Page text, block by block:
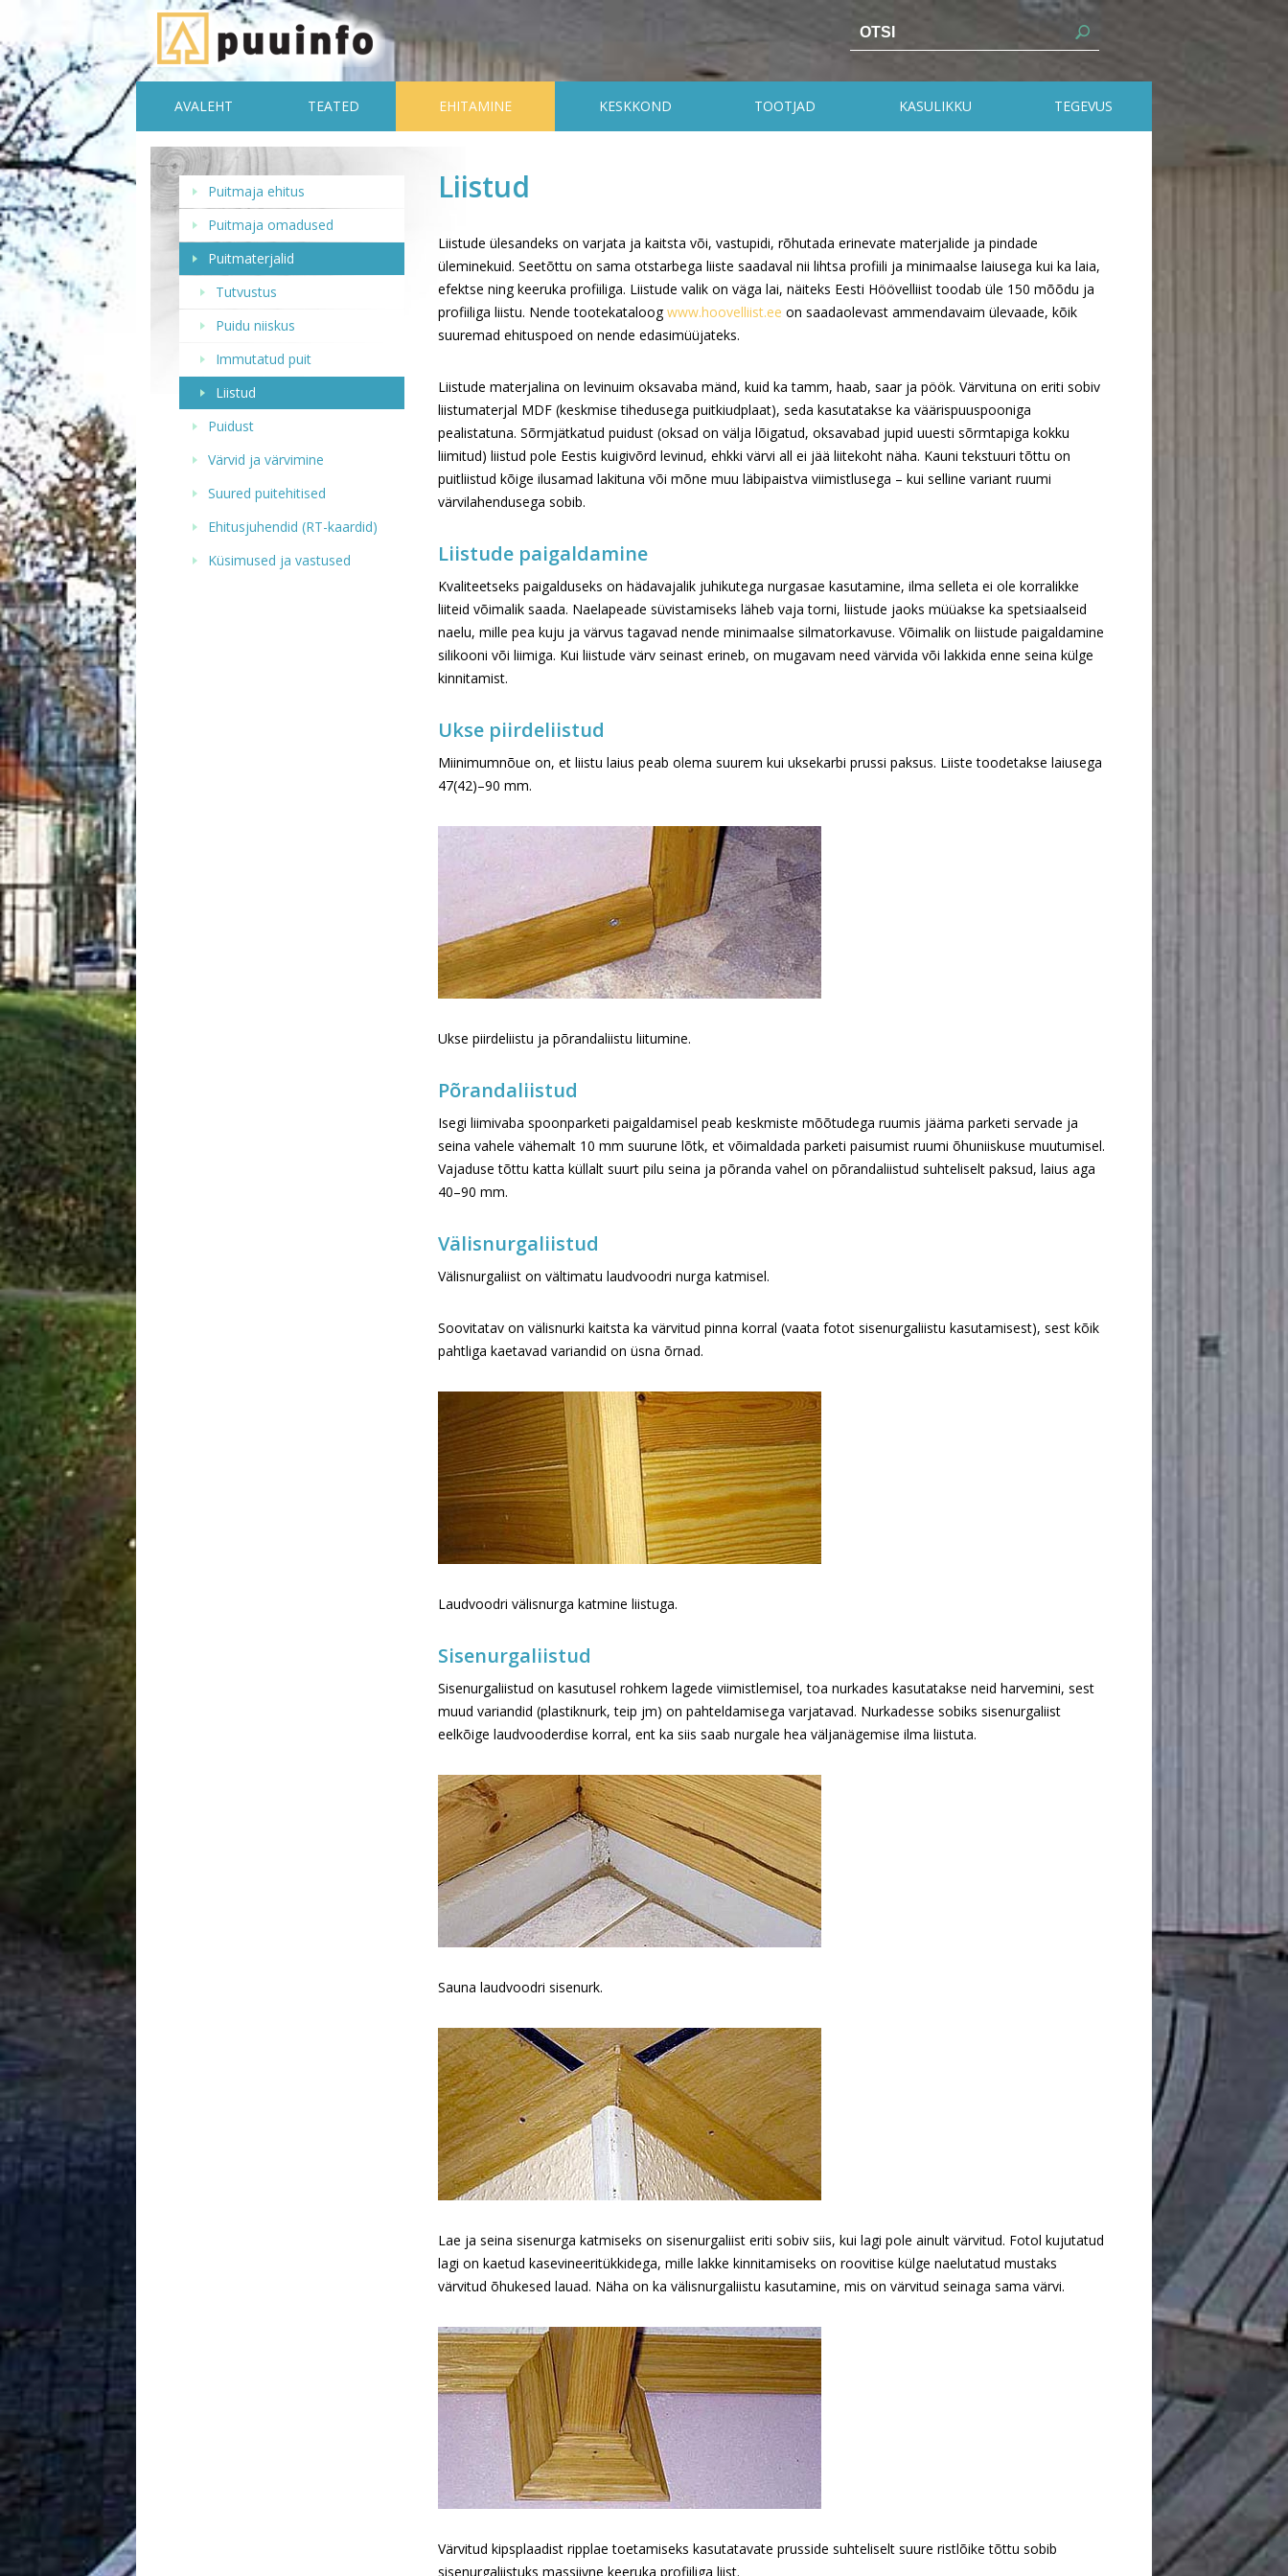
AVALEHT TEATED EHITAMINE KESKKOND TOOTJAD KASULIKKU TEGEVUS
Puitmaja ehitus
Puitmaja omadused
Puitmaterjalid
Tutvustus
Puidu niiskus
Immutatud puit
Liistud
Puidust
Värvid ja värvimine
Suured puitehitised
Ehitusjuhendid (RT-kaardid)
Küsimused ja vastused
Liistud
Liistude ülesandeks on varjata ja kaitsta või, vastupidi, rõhutada erinevate materjalide ja pindade
üleminekuid. Seetõttu on sama otstarbega liiste saadaval nii lihtsa profiili ja minimaalse laiusega kui ka laia,
efektse ning keeruka profiiliga. Liistude valik on väga lai, näiteks Eesti Höövelliist toodab üle 150 mõõdu ja
profiiliga liistu. Nende tootekataloogwww.hoovelliist.ee on saadaolevast ammendavaim ülevaade, kõik
suuremad ehituspoed on nende edasimüüjateks.
Liistude materjalina on levinuim oksavaba mänd, kuid ka tamm, haab, saar ja pöök. Värvituna on eriti sobiv
liistumaterjal MDF (keskmise tihedusega puitkiudplaat), seda kasutatakse ka väärispuuspooniga
pealistatuna. Sõrmjätkatud puidust (oksad on välja lõigatud, oksavabad jupid uuesti sõrmtapiga kokku
liimitud) liistud pole Eestis kuigivõrd levinud, ehkki värvi all ei jää liitekoht näha. Kauni tekstuuri tõttu on
puitliistud kõige ilusamad lakituna või mõne muu läbipaistva viimistlusega – kui selline variant ruumi
värvilahendusega sobib.
Liistude paigaldamine
Kvaliteetseks paigalduseks on hädavajalik juhikutega nurgasae kasutamine, ilma selleta ei ole korralikke
liiteid võimalik saada. Naelapeade süvistamiseks läheb vaja torni, liistude jaoks müüakse ka spetsiaalseid
naelu, mille pea kuju ja värvus tagavad nende minimaalse silmatorkavuse. Võimalik on liistude paigaldamine
silikooni või liimiga. Kui liistude värv seinast erineb, on mugavam need värvida või lakkida enne seina külge
kinnitamist.
Ukse piirdeliistud
Miinimumnõue on, et liistu laius peab olema suurem kui uksekarbi prussi paksus. Liiste toodetakse laiusega
47(42)–90 mm.
Ukse piirdeliistu ja põrandaliistu liitumine.
Põrandaliistud
Isegi liimivaba spoonparketi paigaldamisel peab keskmiste mõõtudega ruumis jääma parketi servade ja
seina vahele vähemalt 10 mm suurune lõtk, et võimaldada parketi paisumist ruumi õhuniiskuse muutumisel.
Vajaduse tõttu katta küllalt suurt pilu seina ja põranda vahel on põrandaliistud suhteliselt paksud, laius aga
40–90 mm.
Välisnurgaliistud
Välisnurgaliist on vältimatu laudvoodri nurga katmisel.
Soovitatav on välisnurki kaitsta ka värvitud pinna korral (vaata fotot sisenurgaliistu kasutamisest), sest kõik
pahtliga kaetavad variandid on üsna õrnad.
Laudvoodri välisnurga katmine liistuga.
Sisenurgaliistud
Sisenurgaliistud on kasutusel rohkem lagede viimistlemisel, toa nurkades kasutatakse neid harvemini, sest
muud variandid (plastiknurk, teip jm) on pahteldamisega varjatavad. Nurkadesse sobiks sisenurgaliist
eelkõige laudvooderdise korral, ent ka siis saab nurgale hea väljanägemise ilma liistuta.
Sauna laudvoodri sisenurk.
Lae ja seina sisenurga katmiseks on sisenurgaliist eriti sobiv siis, kui lagi pole ainult värvitud. Fotol kujutatud
lagi on kaetud kasevineeritükkidega, mille lakke kinnitamiseks on roovitise külge naelutatud mustaks
värvitud õhukesed lauad. Näha on ka välisnurgaliistu kasutamine, mis on värvitud seinaga sama värvi.
Värvitud kipsplaadist ripplae toetamiseks kasutatavate prusside suhteliselt suure ristlõike tõttu sobib
sisenurgaliistuks massiivne keeruka profiiliga liist.